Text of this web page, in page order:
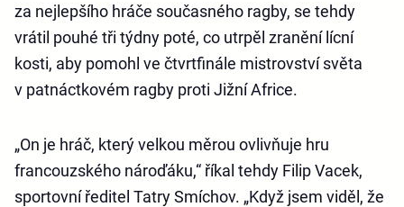
za nejlepšího hráče současného ragby, se tehdy
vrátil pouhé tři týdny poté, co utrpěl zranění lícní
kosti, aby pomohl ve čtvrtfinále mistrovství světa
v patnáctkovém ragby proti Jižní Africe.
„On je hráč, který velkou měrou ovlivňuje hru
francouzského nároďáku,“ říkal tehdy Filip Vacek,
sportovní ředitel Tatry Smíchov. „Když jsem viděl, že